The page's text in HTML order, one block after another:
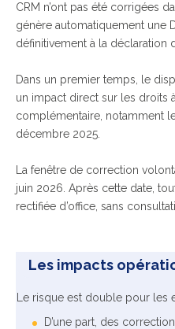
CRM n’ont pas été corrigées
génère automatiquement une
définitivement à la déclaration
Dans un premier temps, le
un impact direct sur les droits
complémentaire, notamment
décembre 2025.
La fenêtre de correction
juin 2026. Après cette date,
rectifiée d’office, sans
Les impacts
Le risque est double pour les
D’une part, des